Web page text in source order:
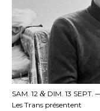
SAM. 12 & DIM. 13 SEPT.
Les Trans présentent